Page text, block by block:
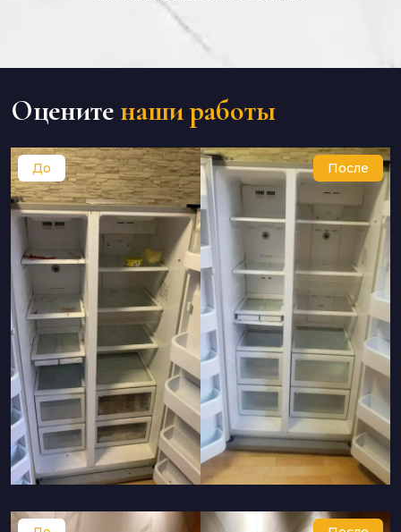
Оцените наши работы